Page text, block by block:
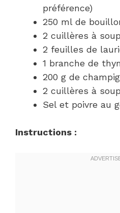
préférence)
250 ml de
2 cuillères à
2 feuilles de
1 branche de
200 g de
2 cuillères à
Sel et poivre au
Instructions :